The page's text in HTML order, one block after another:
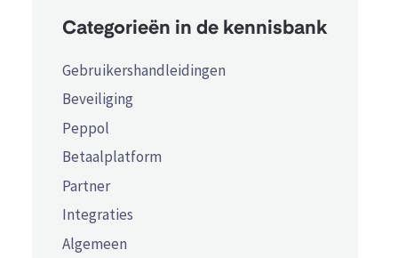
Categorieën in de kennisbank
Gebruikershandleidingen
Beveiliging
Peppol
Betaalplatform
Partner
Integraties
Algemeen